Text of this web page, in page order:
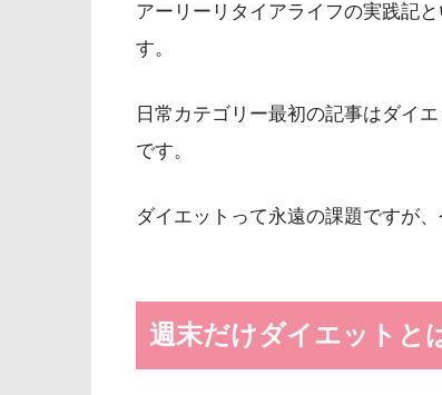
アーリーリタイアライフの実践記
す。
日常カテゴリー最初の記事はダイ
です。
ダイエットって永遠の課題ですが
週末だけダイエットと